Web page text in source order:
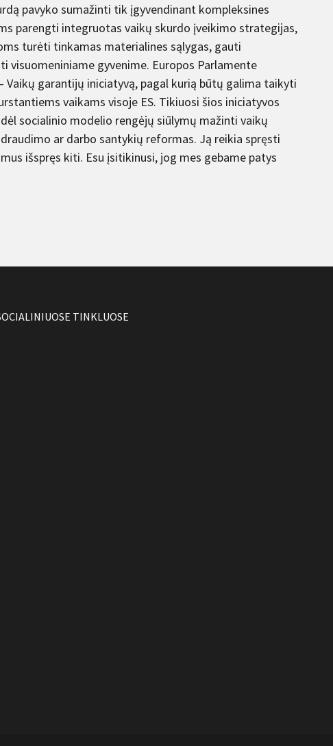
pavyko sumažinti tik įgyvendinant kompleksines
parengti integruotas vaikų skurdo įveikimo strategijas,
turėti tinkamas materialines sąlygas, gauti
visuomeniniame gyvenime. Europos Parlamente
garantijų iniciatyvą, pagal kurią būtų galima taikyti
vaikams visoje ES. Tikiuosi šios iniciatyvos
socialinio modelio rengėjų siūlymų mažinti vaikų
ar darbo santykių reformas. Ją reikia spręsti
išspręs kiti. Esu įsitikinusi, jog mes gebame patys
TINKLUOSE